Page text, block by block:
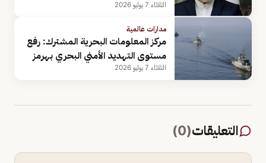
الثلاثاء 7 يوليو 2026
مدارات عالمية
مركز المعلومات البحرية المشترك: رفع
مستوى التهديد الأمني البحري بهرمز
الثلاثاء 7 يوليو 2026
التعليقات(
0
)